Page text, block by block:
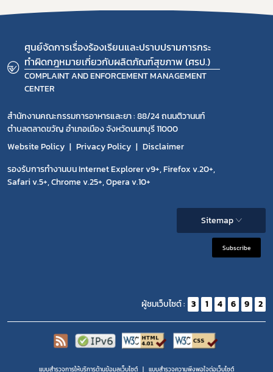
ศูนย์จัดการเรื่องร้องเรียนและปราบปรามการกระ
ทำผิดกฎหมายเกี่ยวกับผลิตภัณฑ์สุขภาพ (ศรป.)
COMPLAINT AND ENFORCEMENT MANAGEMENT
CENTER
สำนักงานคณะกรรมการอาหารและยา : 88/24 ถนนติวานนท์
ตำบลตลาดขวัญ อำเภอเมือง จังหวัดนนทบุรี 11000
Website Policy
Privacy Policy
Disclaimer
รองรับการทำงานบน Internet Explorer v9+, Firefox v.20+,
Safari v.5+, Chrome v.25+, Opera v.10+
Sitemap
Subscribe
ผู้ชมเว็บไซต์ : 3 1 4 6 9 2
แบบสำรวจการให้บริการด้านข้อมูลเว็บไซต์ แบบสำรวจความพีงพอใจต่อเว็บไซต์